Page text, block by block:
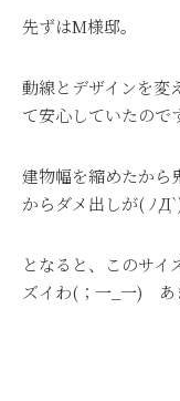
先ずはM様邸。
動線とデザインを変
て安心していたので
建物幅を縮めたから
からダメ出しが( ﾉ
となると、このサイ
ズイわ(；一_一) あ